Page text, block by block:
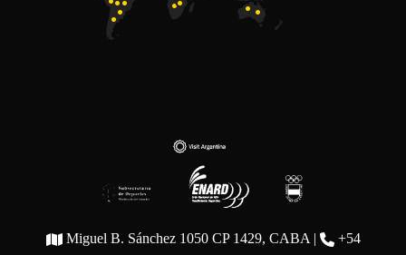
Miguel B. Sánchez 1050 CP 1429, CABA |
+54